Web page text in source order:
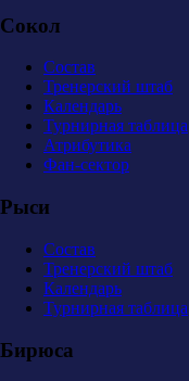
Сокол
Состав
Тренерский штаб
Календарь
Турнирная таблица
Атрибутика
Фан-сектор
Рыси
Состав
Тренерский штаб
Календарь
Турнирная таблица
Бирюса